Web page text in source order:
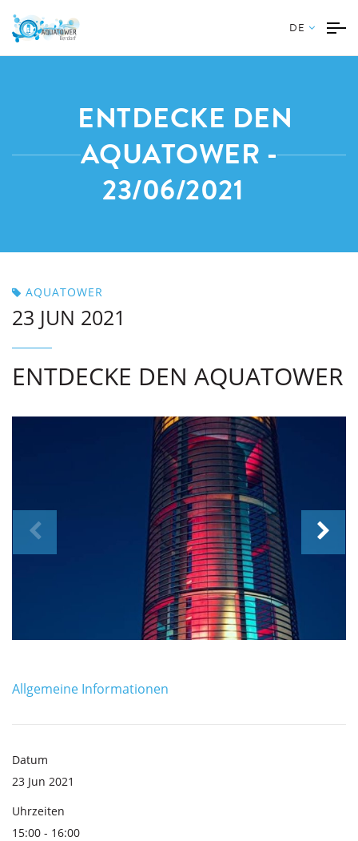
DE
ENTDECKE DEN
AQUATOWER -
23/06/2021
AQUATOWER
23 JUN 2021
ENTDECKE DEN AQUATOWER
Allgemeine Informationen
Datum
23 Jun 2021
Uhrzeiten
15:00 - 16:00